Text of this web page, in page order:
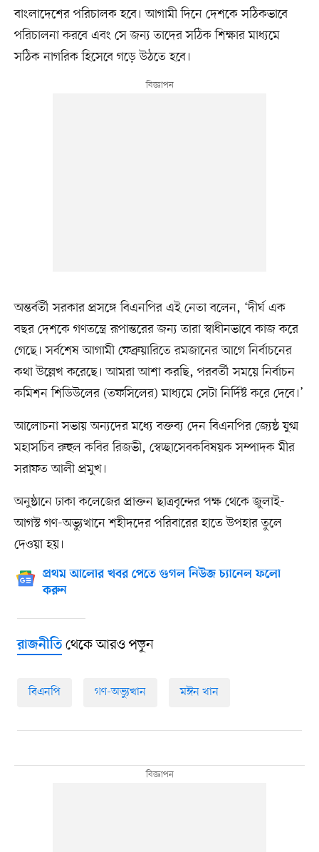
বাংলাদেশের পরিচালক হবে। আগামী দিনে দেশকে সঠিকভাবে
পরিচালনা করবে এবং সে জন্য তাদের সঠিক শিক্ষার মাধ্যমে
সঠিক নাগরিক হিসেবে গড়ে উঠতে হবে।
অন্তর্বর্তী সরকার প্রসঙ্গে বিএনপির এই নেতা বলেন, ‘দীর্ঘ এক
বছর দেশকে গণতন্ত্রে রূপান্তরের জন্য তারা স্বাধীনভাবে কাজ করে
গেছে। সর্বশেষ আগামী ফেব্রুয়ারিতে রমজানের আগে নির্বাচনের
কথা উল্লেখ করেছে। আমরা আশা করছি, পরবর্তী সময়ে নির্বাচন
কমিশন শিডিউলের (তফসিলের) মাধ্যমে সেটা নির্দিষ্ট করে দেবে।’
আলোচনা সভায় অন্যদের মধ্যে বক্তব্য দেন বিএনপির জ্যেষ্ঠ যুগ্ম
মহাসচিব রুহুল কবির রিজভী, স্বেচ্ছাসেবকবিষয়ক সম্পাদক মীর
সরাফত আলী প্রমুখ।
অনুষ্ঠানে ঢাকা কলেজের প্রাক্তন ছাত্রবৃন্দের পক্ষ থেকে জুলাই-
আগস্ট গণ-অভ্যুত্থানে শহীদদের পরিবারের হাতে উপহার তুলে
দেওয়া হয়।
প্রথম আলোর খবর পেতে গুগল নিউজ চ্যানেল ফলো
করুন
রাজনীতিথেকে আরও পড়ুন
বিএনপি গণ-অভ্যুত্থান মঈন খান